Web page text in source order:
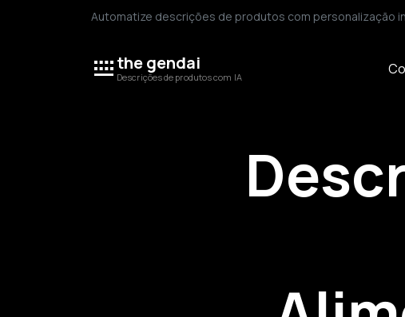
Automatize descrições de produtos com personalização
the gendai
Descrições de produtos com IA